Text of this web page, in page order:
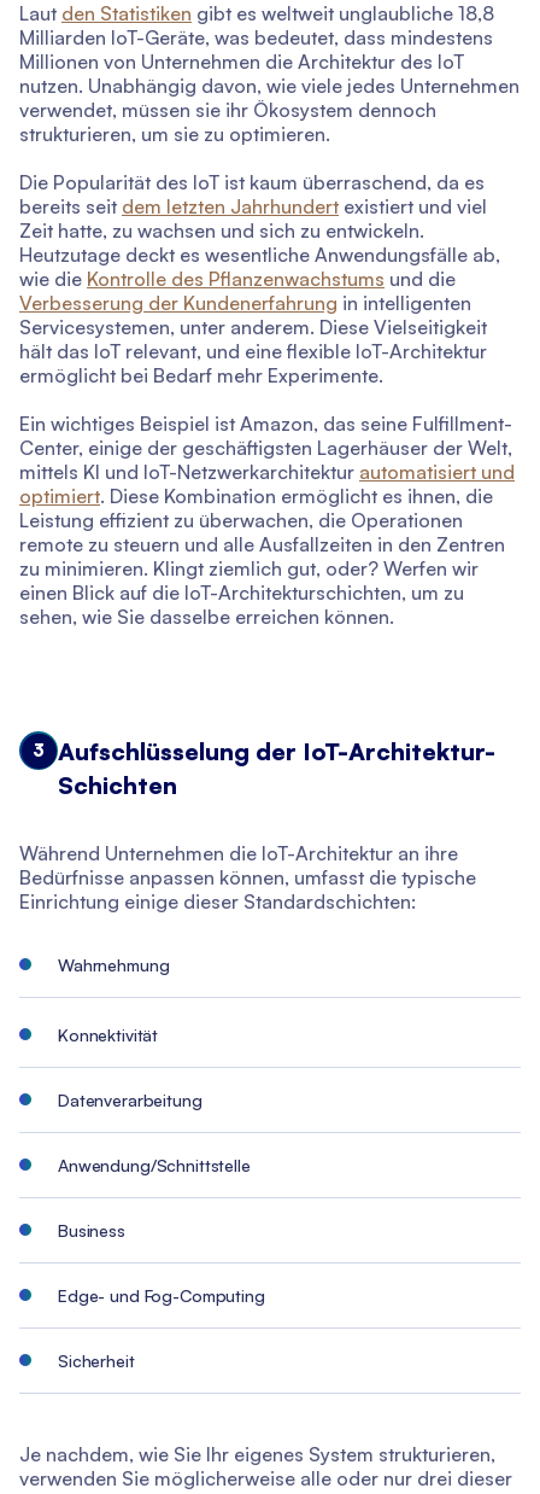
Laut den Statistiken gibt es weltweit unglaubliche 18,8
Milliarden IoT-Geräte, was bedeutet, dass mindestens
Millionen von Unternehmen die Architektur des IoT
nutzen. Unabhängig davon, wie viele jedes Unternehmen
verwendet, müssen sie ihr Ökosystem dennoch
strukturieren, um sie zu optimieren.
Die Popularität des IoT ist kaum überraschend, da es
bereits seit dem letzten Jahrhundert existiert und viel
Zeit hatte, zu wachsen und sich zu entwickeln.
Heutzutage deckt es wesentliche Anwendungsfälle ab,
wie die Kontrolle des Pflanzenwachstums und die
Verbesserung der Kundenerfahrung in intelligenten
Servicesystemen, unter anderem. Diese Vielseitigkeit
hält das IoT relevant, und eine flexible IoT-Architektur
ermöglicht bei Bedarf mehr Experimente.
Ein wichtiges Beispiel ist Amazon, das seine Fulfillment-
Center, einige der geschäftigsten Lagerhäuser der Welt,
mittels KI und IoT-Netzwerkarchitektur automatisiert und
optimiert. Diese Kombination ermöglicht es ihnen, die
Leistung effizient zu überwachen, die Operationen
remote zu steuern und alle Ausfallzeiten in den Zentren
zu minimieren. Klingt ziemlich gut, oder? Werfen wir
einen Blick auf die IoT-Architekturschichten, um zu
sehen, wie Sie dasselbe erreichen können.
3
Aufschlüsselung der IoT-Architektur-
Schichten
Während Unternehmen die IoT-Architektur an ihre
Bedürfnisse anpassen können, umfasst die typische
Einrichtung einige dieser Standardschichten:
Wahrnehmung
Konnektivität
Datenverarbeitung
Anwendung/Schnittstelle
Business
Edge- und Fog-Computing
Sicherheit
Je nachdem, wie Sie Ihr eigenes System strukturieren,
verwenden Sie möglicherweise alle oder nur drei dieser